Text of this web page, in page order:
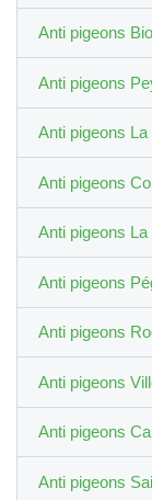
Anti pigeons
Anti pigeons
Anti pigeons
Anti pigeons
Anti pigeons
Anti pigeons
Anti pigeons
Anti pigeons
Anti pigeons
Anti pigeons